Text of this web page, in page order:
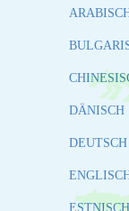
DÄNISCH
DEUTSCH
ESTNISCH